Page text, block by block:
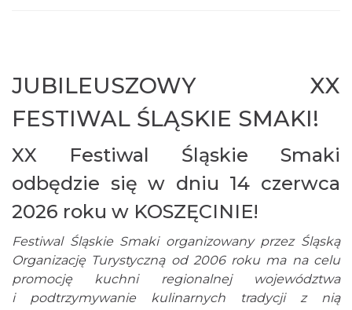
Koncert finałowy Letniego Jurajskiego
Festiwalu Muzycznego 2026
Częstochowa
JUBILEUSZOWY XX
FESTIWAL ŚLĄSKIE SMAKI!
XX Festiwal Śląskie Smaki
odbędzie się w dniu 14 czerwca
2026 roku w KOSZĘCINIE!
Festiwal Śląskie Smaki organizowany przez Śląską
Organizację Turystyczną od 2006 roku ma na celu
promocję kuchni regionalnej województwa
i podtrzymywanie kulinarnych tradycji z nią